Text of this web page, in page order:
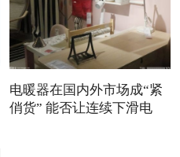
电暖器在国内外市场成“紧
俏货” 能否让连续下滑电